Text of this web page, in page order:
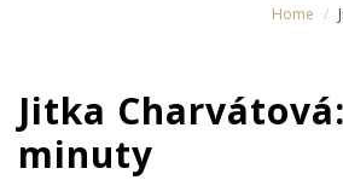
Home
Jitka
minuty